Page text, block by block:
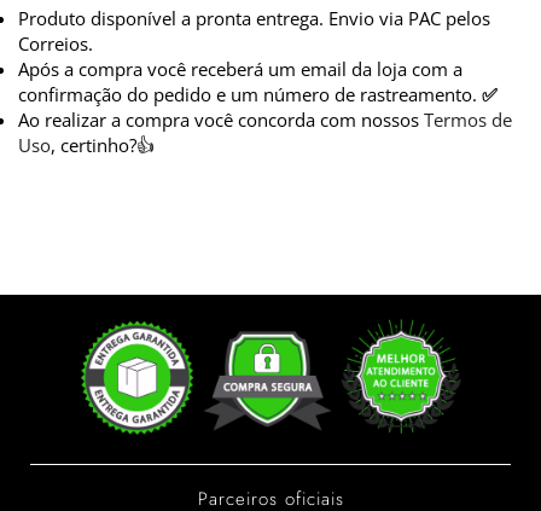
Produto disponível a pronta entrega. Envio via PAC pelos
Correios.
Após a compra você receberá um email da loja com a
confirmação do pedido e um número de rastreamento. ✅
Ao realizar a compra você concorda com nossos Termos de
Uso, certinho?👍
Parceiros oficiais